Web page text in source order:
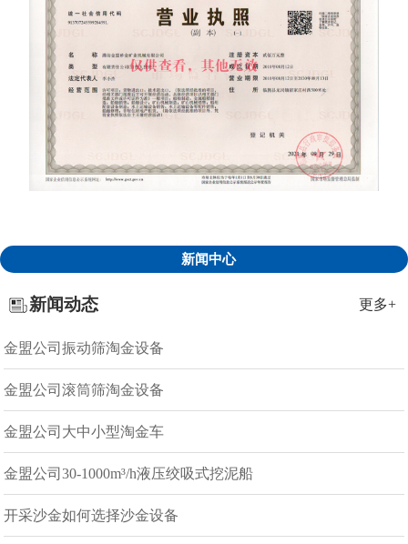
新闻中心
新闻动态 更多+
金盟公司振动筛淘金设备
金盟公司滚筒筛淘金设备
金盟公司大中小型淘金车
金盟公司30-1000m³/h液压绞吸式挖泥船
开采沙金如何选择沙金设备